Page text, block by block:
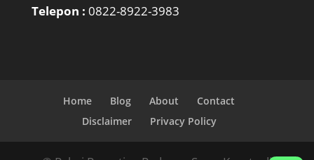
Telepon : 0822-8922-3983
Home Blog About
Contact
Disclaimer
Privacy Policy